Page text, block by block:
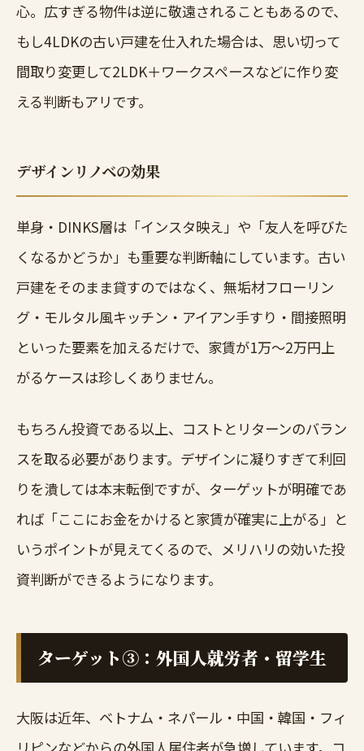
心。広すぎる物件は逆に敬遠されることもあるので、
もし4LDKの古い戸建を仕入れた場合は、思い切って
間取り変更して2LDK＋ワークスペースなどに作り変
える判断もアリです。
デザインリノベの効果
単身・DINKS層は「インスタ映え」や「友人を呼びた
くなるかどうか」も重要な判断軸にしています。古い
戸建をそのまま貸すのではなく、無垢材フローリン
グ・モルタル風キッチン・アイアン手すり・間接照明
といった要素を加えるだけで、家賃が1万〜2万円上
がるケースは珍しくありません。
もちろん投資である以上、コストとリターンのバラン
スを取る必要があります。デザインに凝りすぎて利回
りを潰しては本末転倒ですが、ターゲットが明確であ
れば「ここにお金をかけると家賃が確実に上がる」と
いうポイントが見えてくるので、メリハリの効いた投
資判断ができるようになります。
ターゲット③：外国人就労者・留学生
大阪は近年、ベトナム・ネパール・中国・韓国・フィ